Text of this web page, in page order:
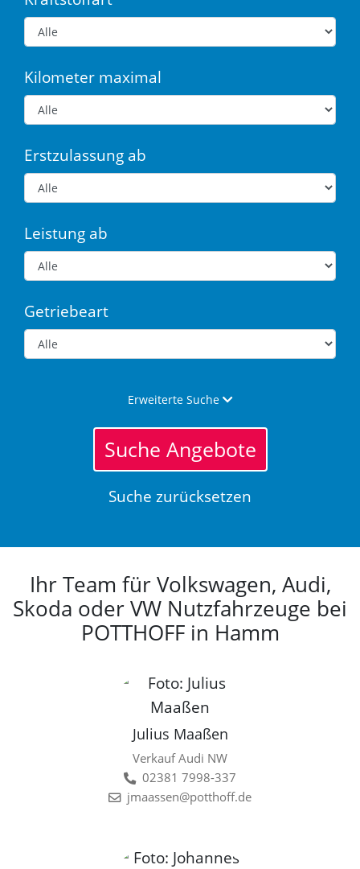
Kilometer maximal
Erstzulassung ab
Leistung ab
Getriebeart
Erweiterte Suche
Suche Angebote
Suche zurücksetzen
Ihr Team für Volkswagen, Audi,
Skoda oder VW Nutzfahrzeuge bei
POTTHOFF in Hamm
Julius Maaßen
Verkauf Audi NW
02381 7998-337
jmaassen@potthoff.de